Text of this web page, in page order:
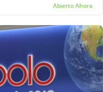
Abierto Ahora